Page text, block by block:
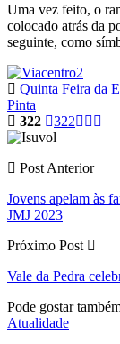
Uma vez feito, o
colocado atrás da
seguinte, como
Quinta Feira da
Pinta
322
322
Post Anterior
Jovens apelam às
JMJ 2023
Próximo Post
Vale da Pedra
Pode gostar
Atualidade